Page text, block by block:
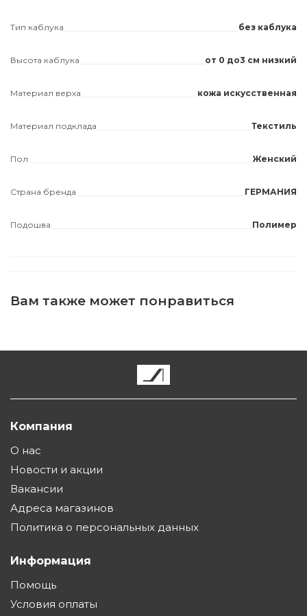
Тип каблука без каблука
Высота каблука от 0 до3 см низкий
Материал верха кожа искусственная
Материал подклада Текстиль
Пол Женский
Страна бренда ГЕРМАНИЯ
Подошва Полимер
Вам также может понравиться
Компания
О нас
Новости и акции
Вакансии
Адреса магазинов
Политика о персональных данных
Информация
Помощь
Условия оплаты